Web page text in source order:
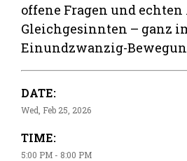
offene Fragen und
Gleichgesinnten – ganz
Einundzwanzig-
DATE:
Wed, Feb 25, 2026
TIME:
5:00 PM - 8:00 PM